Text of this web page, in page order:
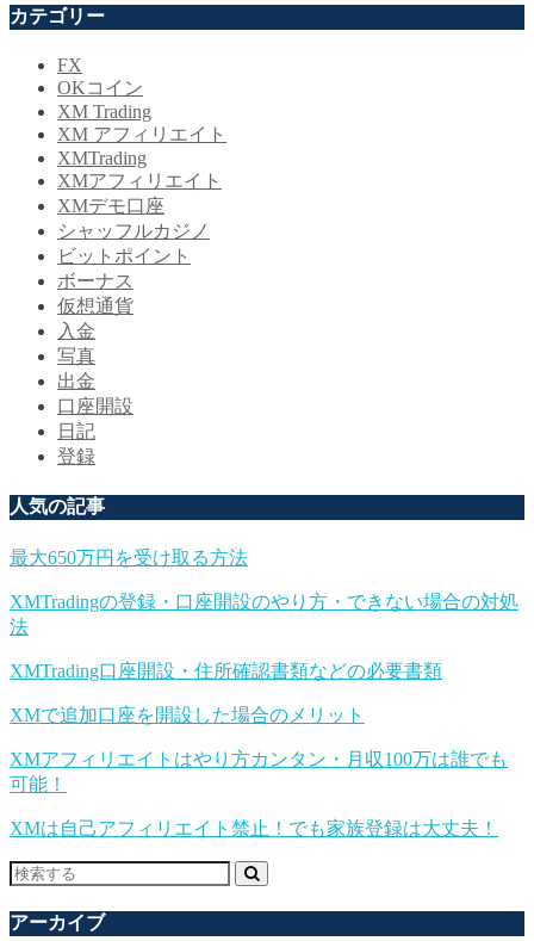
カテゴリー
FX
OKコイン
XM Trading
XM アフィリエイト
XMTrading
XMアフィリエイト
XMデモ口座
シャッフルカジノ
ビットポイント
ボーナス
仮想通貨
入金
写真
出金
口座開設
日記
登録
人気の記事
最大650万円を受け取る方法
XMTradingの登録・口座開設のやり方・できない場合の対処
法
XMTrading口座開設・住所確認書類などの必要書類
XMで追加口座を開設した場合のメリット
XMアフィリエイトはやり方カンタン・月収100万は誰でも
可能！
XMは自己アフィリエイト禁止！でも家族登録は大丈夫！
アーカイブ